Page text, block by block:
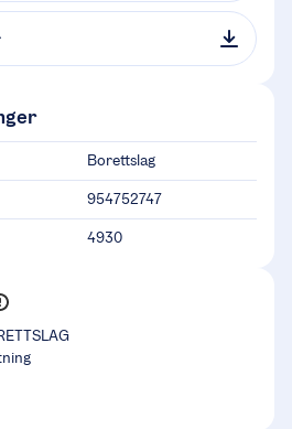
Borettslag
954752747
4930